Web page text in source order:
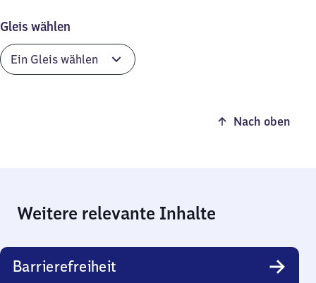
Gleis wählen
Nach oben
Weitere relevante Inhalte
Barrierefreiheit